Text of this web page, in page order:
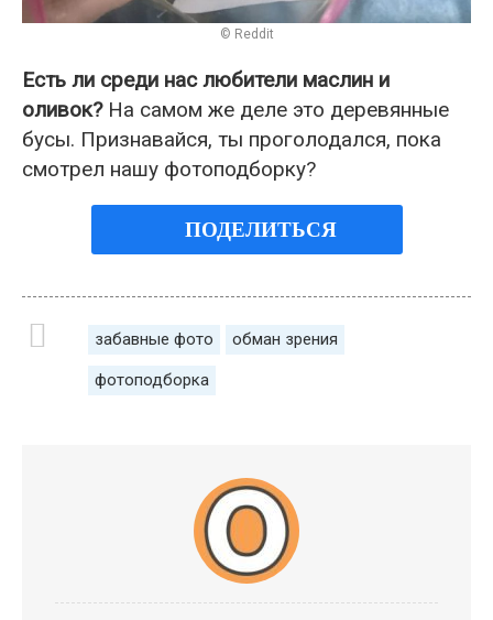
© Reddit
Есть ли среди нас любители маслин и
оливок?На самом же деле это деревянные
бусы. Признавайся, ты проголодался, пока
смотрел нашу фотоподборку?
ПОДЕЛИТЬСЯ
забавные фото обман зрения
фотоподборка